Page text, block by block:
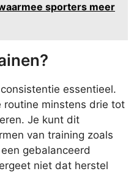
sporters meer
essentieel.
routine minstens drie tot
Je kunt dit
van training zoals
gebalanceerd
niet dat herstel